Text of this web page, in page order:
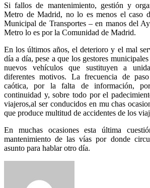
Si fallos de mantenimiento, gestión y
Metro de Madrid, no lo es menos el caso
Municipal de Transportes – en manos del
Metro lo es por la Comunidad de Madrid.
En los últimos años, el deterioro y el mal
día a día, pese a que los gestores
nuevos vehículos que sustituyen a
diferentes motivos. La frecuencia de
caótica, por la falta de información,
continuidad y, sobre todo por el
viajeros,al ser conducidos en mu chas
que produce multitud de accidentes de los
En muchas ocasiones esta última
mantenimiento de las vías por donde
asunto para hablar otro día.